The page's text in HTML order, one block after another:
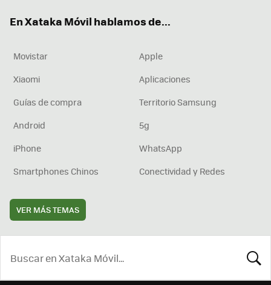
En Xataka Móvil hablamos de...
Movistar
Apple
Xiaomi
Aplicaciones
Guías de compra
Territorio Samsung
Android
5g
iPhone
WhatsApp
Smartphones Chinos
Conectividad y Redes
VER MÁS TEMAS